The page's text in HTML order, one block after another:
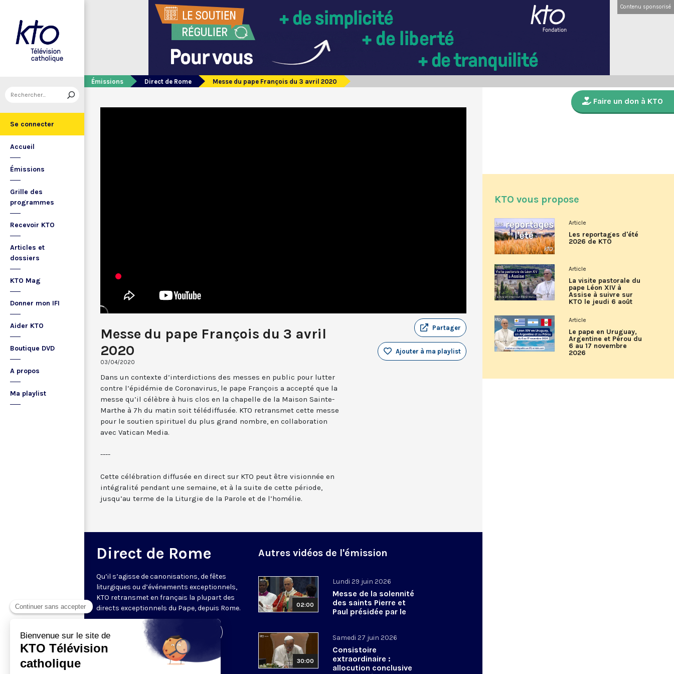
Se connecter
Accueil
Émissions
Grille des
programmes
Recevoir KTO
Articles et
dossiers
KTO Mag
Donner mon IFI
Aider KTO
Boutique DVD
A propos
Ma playlist
Contenu sponsorisé
Émissions Direct de Rome Messe du pape François du 3 avril 2020
Messe du pape François du 3 avril
2020
03/04/2020
Partager
Ajouter à ma playlist
Dans un contexte d’interdictions des messes en public pour lutter
contre l’épidémie de Coronavirus, le pape François a accepté que la
messe qu’il célèbre à huis clos en la chapelle de la Maison Sainte-
Marthe à 7h du matin soit télédiffusée. KTO retransmet cette messe
pour le soutien spirituel du plus grand nombre, en collaboration
avec Vatican Media.
----
Cette célébration diffusée en direct sur KTO peut être visionnée en
intégralité pendant une semaine, et à la suite de cette période,
jusqu’au terme de la Liturgie de la Parole et de l’homélie.
Direct de Rome
Qu’il s’agisse de canonisations, de fêtes
liturgiques ou d’événements exceptionnels,
KTO retransmet en français la plupart des
directs exceptionnels du Pape, depuis Rome.
Visiter la page de l'émission
Autres vidéos de l'émission
02:00
Lundi 29 juin 2026
Messe de la solennité
des saints Pierre et
Paul présidée par le
pape Léon XIV - 29 juin
30:00
Samedi 27 juin 2026
Consistoire
extraordinaire :
allocution conclusive
Faire un don à KTO
KTO vous propose
Article
Les reportages d'été
2026 de KTO
Article
La visite pastorale du
pape Léon XIV à
Assise à suivre sur
KTO le jeudi 6 août
Article
Le pape en Uruguay,
Argentine et Pérou du
6 au 17 novembre
2026